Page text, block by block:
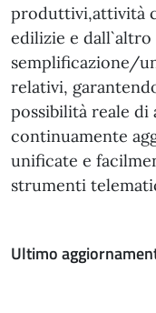
produttivi,attività
edilizie e dall`altro
semplificazione/
relativi,
possibilità reale di
continuamente
unificate e
strumenti
Ultimo